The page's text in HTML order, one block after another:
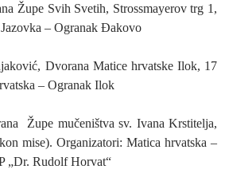
Župe Svih Svetih, Strossmayerov trg 1,
– Ogranak Đakovo
Dvorana Matice hrvatske Ilok, 17
– Ogranak Ilok
Župe mučeništva sv. Ivana Krstitelja,
mise). Organizatori: Matica hrvatska –
„Dr. Rudolf Horvat“